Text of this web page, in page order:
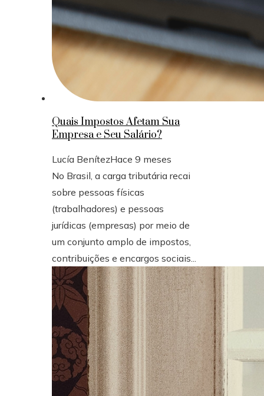
Quais Impostos Afetam Sua
Empresa e Seu Salário?
Lucía BenítezHace 9 meses
No Brasil, a carga tributária recai
sobre pessoas físicas
(trabalhadores) e pessoas
jurídicas (empresas) por meio de
um conjunto amplo de impostos,
contribuições e encargos sociais...